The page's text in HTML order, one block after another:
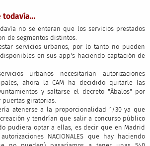
todavía…
no se enteran que los servicios prestados
de segmentos distintos.
servicios urbanos, por lo tanto no pueden
en sus app's haciendo captación de
urbanos necesitarían autorizaciones
ahora la CAM ha decidido quitarle las
y saltarse el decreto "Ábalos" por
giratorias.
atenerse a la proporcionalidad 1/30 ya que
y tendrían que salir a concurso público
pudiera optar a ellas, es decir que en Madrid
NACIONALES que hay haciendo